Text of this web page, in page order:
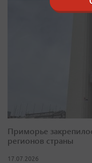
Приморье
регионов страны
17.07.2026